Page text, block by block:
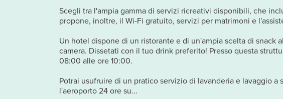
Scegli tra l'ampia gamma di servizi ricreativi disponibili, che
propone, inoltre, il Wi-Fi gratuito, servizi per matrimoni e
Un hotel dispone di un ristorante e di un'ampia scelta di snack
camera. Dissetati con il tuo drink preferito! Presso questa
08:00 alle ore 10:00.
Potrai usufruire di un pratico servizio di lavanderia e lavaggio
l'aeroporto 24 ore su...